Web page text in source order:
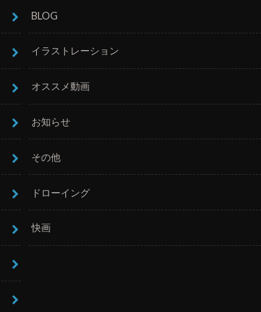
BLOG
イラストレーション
オススメ動画
お知らせ
その他
ドローイング
快画